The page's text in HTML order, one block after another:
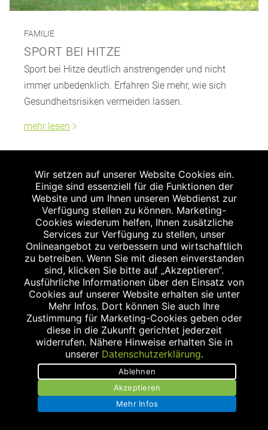
FAMILIE
SPORT BEI HITZE
Sport bei Hitze deutlich anstrengender und nicht
immer unbedenklich. Erfahren Sie mehr, wie sich
Gesundheitsrisiken vermeiden lassen.
mehr lesen
Wir setzen auf unserer Website Cookies ein.
Einige sind essenziell für die Funktionen der
Website und um Ihnen unseren Webdienst zur
Verfügung stellen zu können. Marketing-
Cookies wiederum helfen, Ihnen zusätzliche
Services zur Verfügung zu stellen, unser
Onlineangebot zu verbessern und wirtschaftlich
zu betreiben. Wenn Sie mit diesen einverstanden
sind, klicken Sie bitte auf „Akzeptieren“.
Ausführliche Informationen über den Einsatz von
Cookies auf unserer Website erhalten sie unter
Mehr Infos. Dort können Sie auch Ihre
Zustimmung für Marketing-Cookies geben oder
diese in die Zukunft gerichtet jederzeit
widerrufen. Nähere Hinweise erhalten Sie in
unserer Datenschutzerklärung.
Ablehnen
Akzeptieren
Mehr Infos